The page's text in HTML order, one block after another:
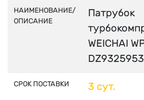
НАИМЕНОВАНИЕ/
ОПИСАНИЕ
Патрубок
WEICHAI
СРОК ПОСТАВКИ 3 сут.